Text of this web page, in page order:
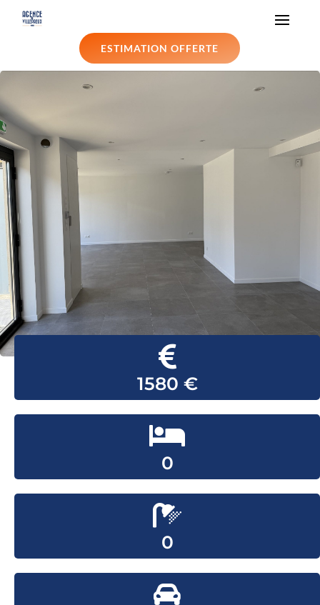
ESTIMATION OFFERTE
1580 €
0
0